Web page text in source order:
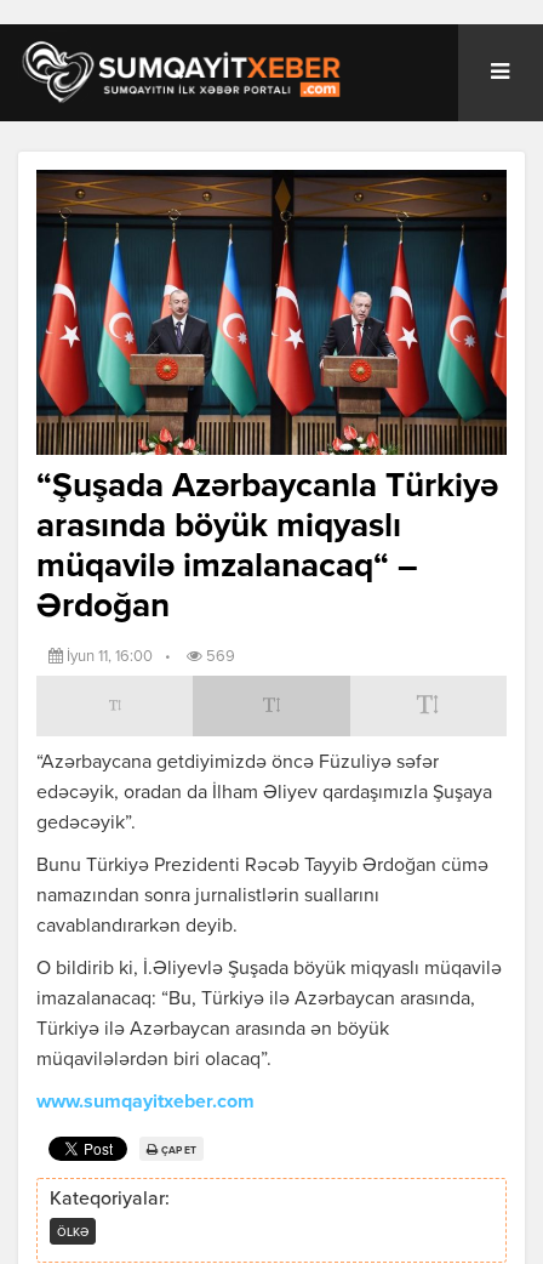
“Şuşada Azərbaycanla Türkiyə
arasında böyük miqyaslı
müqavilə imzalanacaq“ –
Ərdoğan
İyun 11, 16:00 • 569
“Azərbaycana getdiyimizdə öncə Füzuliyə səfər
edəcəyik, oradan da İlham Əliyev qardaşımızla Şuşaya
gedəcəyik”.
Bunu Türkiyə Prezidenti Rəcəb Tayyib Ərdoğan cümə
namazından sonra jurnalistlərin suallarını
cavablandırarkən deyib.
O bildirib ki, İ.Əliyevlə Şuşada böyük miqyaslı müqavilə
imazalanacaq: “Bu, Türkiyə ilə Azərbaycan arasında,
Türkiyə ilə Azərbaycan arasında ən böyük
müqavilələrdən biri olacaq”.
www.sumqayitxeber.com
ÇAP ET
Kateqoriyalar:
ÖLKƏ